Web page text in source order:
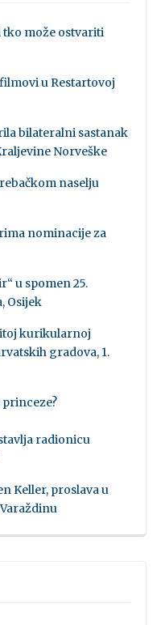
tko može ostvariti
u Restartovoj
bilateralni sastanak
Norveške
naselju
nominacije za
u spomen 25.
Osijek
kurikularnoj
gradova, 1.
princeze?
radionicu
Keller, proslava u